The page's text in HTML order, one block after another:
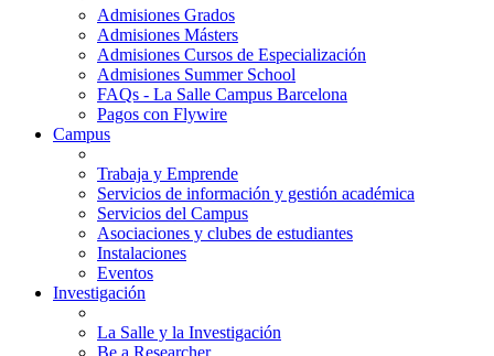
Admisiones Grados
Admisiones Másters
Admisiones Cursos de Especialización
Admisiones Summer School
FAQs - La Salle Campus Barcelona
Pagos con Flywire
Campus
Trabaja y Emprende
Servicios de información y gestión académica
Servicios del Campus
Asociaciones y clubes de estudiantes
Instalaciones
Eventos
Investigación
La Salle y la Investigación
Be a Researcher